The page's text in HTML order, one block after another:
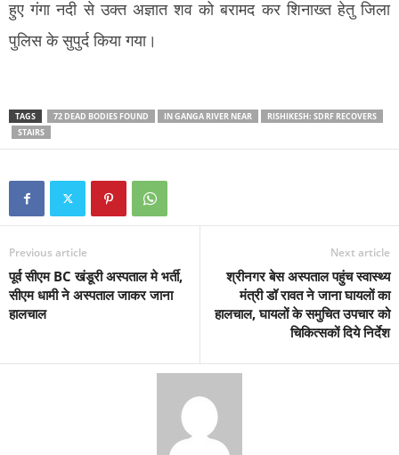
हुए गंगा नदी से उक्त अज्ञात शव को बरामद कर शिनाख्त हेतु जिला
पुलिस के सुपुर्द किया गया।
TAGS 72 DEAD BODIES FOUND IN GANGA RIVER NEAR
RISHIKESH: SDRF RECOVERS
STAIRS
Previous article
पूर्व सीएम BC खंडूरी अस्पताल मे भर्ती,
सीएम धामी ने अस्पताल जाकर जाना
हालचाल
Next article
श्रीनगर बेस अस्पताल पहुंच स्वास्थ्य
मंत्री डॉ रावत ने जाना घायलों का
हालचाल, घायलों के समुचित उपचार को
चिकित्सकों दिये निर्देश